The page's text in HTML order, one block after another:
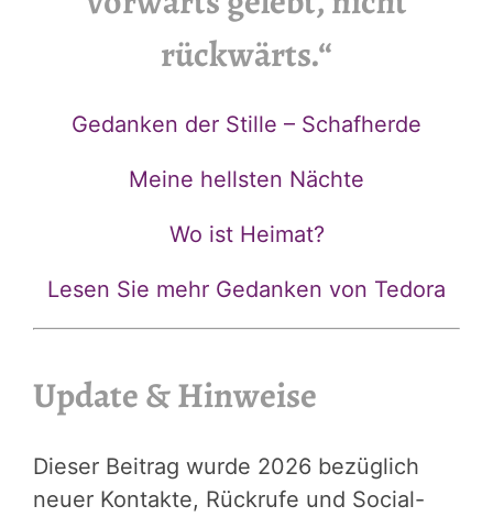
rückwärts.“
Gedanken der Stille – Schafherde
Meine hellsten Nächte
Wo ist Heimat?
Lesen Sie mehr Gedanken von Tedora
Update & Hinweise
Dieser Beitrag wurde 2026 bezüglich
neuer Kontakte, Rückrufe und Social-